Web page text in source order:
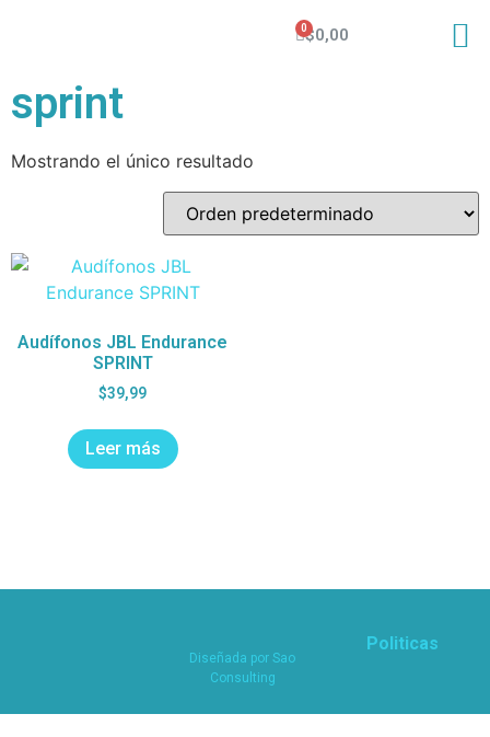
$0,00
sprint
Mostrando el único resultado
Audífonos JBL Endurance
SPRINT
$39,99
Leer más
Diseñada por Sao
Consulting
Politicas